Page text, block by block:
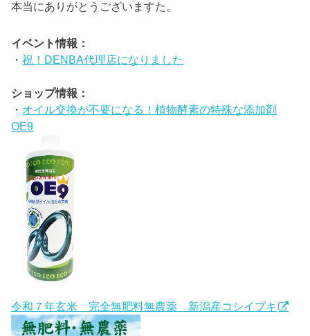
本当にありがとうございますた。
イベント情報：
・祝！DENBA代理店になりました
ショップ情報：
・ オイル交換が不要になる！植物酵素の特殊な添加剤
OE9
令和７年玄米 完全無肥料無農薬 新潟産コシイブキ